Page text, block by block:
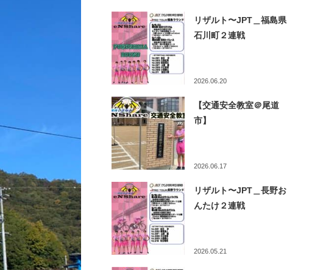
リザルト〜JPT＿福島県
石川町２連戦
2026.06.20
【交通安全教室＠尾道
市】
2026.06.17
リザルト〜JPT＿長野お
んたけ２連戦
2026.05.21